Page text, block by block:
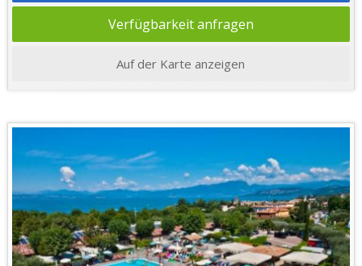
Verfügbarkeit anfragen
Auf der Karte anzeigen